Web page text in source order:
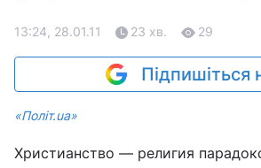
13:24, 28.01.11 23 хв. 29
Підпишіться
«Полiт.ua»
Христианство — религия